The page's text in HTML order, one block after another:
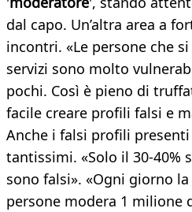
dal capo. Un’altra area a
incontri. «Le persone che
servizi sono molto
pochi. Così è pieno di
facile creare profili falsi e
Anche i falsi profili
tantissimi. «Solo il 30-40%
sono falsi». «Ogni giorno
persone modera 1 milione